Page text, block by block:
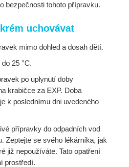
bezpečnosti tohoto přípravku.
uchovávat
mimo dohled a dosah dětí.
25 °C.
po uplynutí doby
krabičce za EXP. Doba
k poslednímu dni uvedeného
přípravky do odpadních vod
Zeptejte se svého lékárníka, jak
již nepoužíváte. Tato opatření
prostředí.